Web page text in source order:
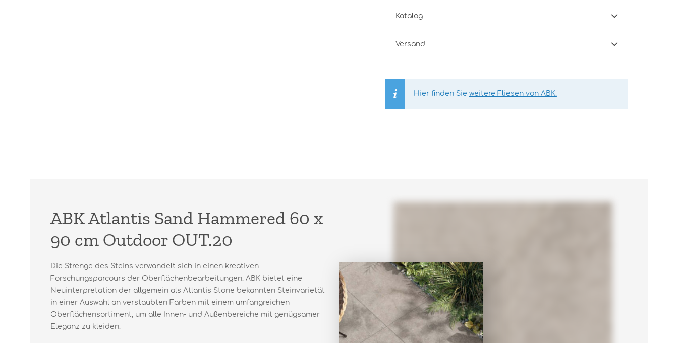
Katalog
Versand
Hier finden Sie weitere Fliesen von ABK.
ABK Atlantis Sand Hammered 60 x
90 cm Outdoor OUT.20
Die Strenge des Steins verwandelt sich in einen kreativen
Forschungsparcours der Oberflächenbearbeitungen. ABK bietet eine
Neuinterpretation der allgemein als Atlantis Stone bekannten Steinvarietät
in einer Auswahl an verstaubten Farben mit einem umfangreichen
Oberflächensortiment, um alle Innen- und Außenbereiche mit genügsamer
Eleganz zu kleiden.